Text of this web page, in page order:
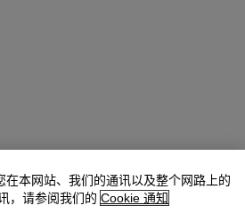
本网站、我们的通讯以及整个网路上的
，请参阅我们的 Cookie 通知